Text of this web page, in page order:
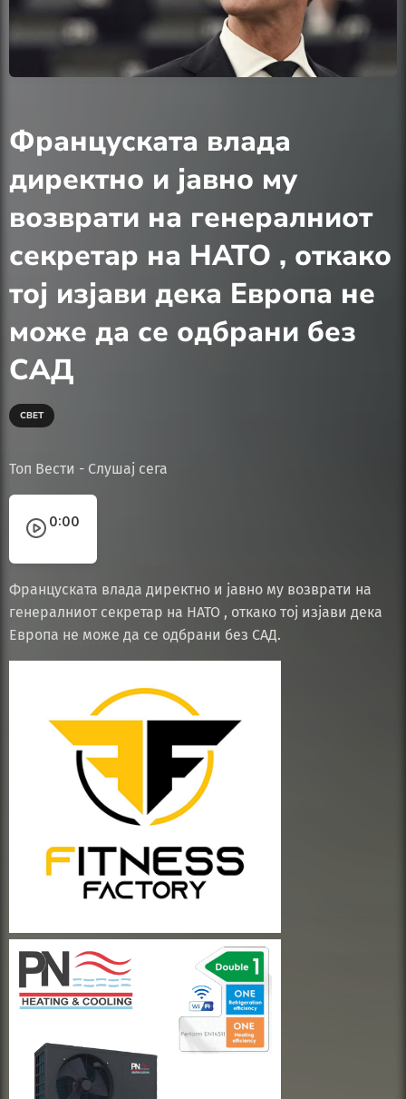
Француската влада
директно и јавно му
возврати на генералниот
секретар на НАТО , откако
тој изјави дека Европа не
може да се одбрани без
САД
СВЕТ
Топ Вести - Слушај сега
0:00
Француската влада директно и јавно му возврати на
генералниот секретар на НАТО , откако тој изјави дека
Европа не може да се одбрани без САД.